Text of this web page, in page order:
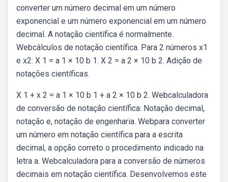
converter um número decimal em um número
exponencial e um número exponencial em um número
decimal. A notação científica é normalmente.
Webcálculos de notação científica. Para 2 números x1
e x2: X 1 = a 1 × 10 b 1. X 2 = a 2 × 10 b 2. Adição de
notações científicas.
X 1 + x 2 = a 1 × 10 b 1 + a 2 × 10 b 2. Webcalculadora
de conversão de notação científica: Notação decimal,
notação e, notação de engenharia. Webpara converter
um número em notação científica para a escrita
decimal, a opção correto o procedimento indicado na
letra a. Webcalculadora para a conversão de números
decimais em notação científica. Desenvolvemos este